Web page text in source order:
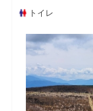
トイレ